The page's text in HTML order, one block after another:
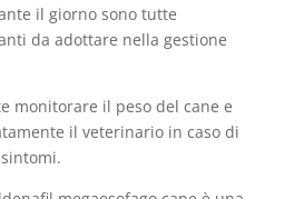
il giorno sono tutte
da adottare nella gestione
monitorare il peso del cane e
il veterinario in caso di